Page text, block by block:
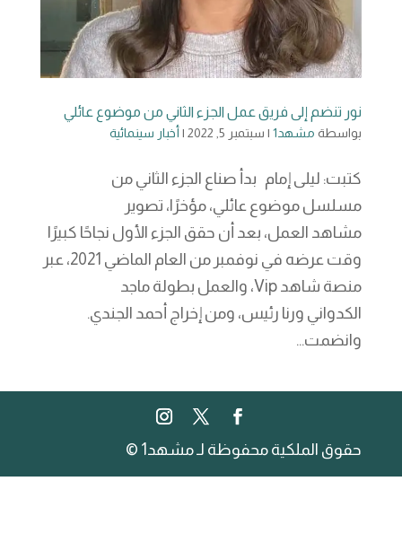
نور تنضم إلى فريق عمل الجزء الثاني من موضوع عائلي
بواسطة مشهد1 | سبتمبر 5, 2022 | أخبار سينمائية
كتبت: ليلى إمام بدأ صناع الجزء الثاني من
مسلسل موضوع عائلي، مؤخرًا، تصوير
مشاهد العمل، بعد أن حقق الجزء الأول نجاحًا كبيرًا
وقت عرضه في نوفمبر من العام الماضي 2021، عبر
منصة شاهد Vip، والعمل بطولة ماجد
الكدواني ورنا رئيس، ومن إخراج أحمد الجندي.
وانضمت...
حقوق الملكية محفوظة لـ مشهد1 ©